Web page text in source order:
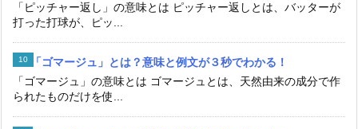
「ピッチャー返し」の意味とは ピッチャー返しとは、バッターが
打った打球が、ピッ...
「ゴマージュ」とは？意味と例文が３秒でわかる！
「ゴマージュ」の意味とは ゴマージュとは、天然由来の成分で作
られたものだけを使...